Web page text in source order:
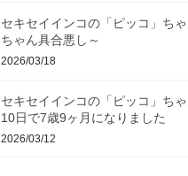
セキセイインコの「ピッコ」ち
ちゃん具合悪し～
2026/03/18
セキセイインコの「ピッコ」ち
10日で7歳9ヶ月になりました
2026/03/12